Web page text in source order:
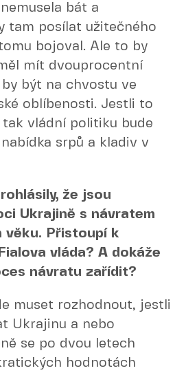
bát a
tam posílat užitečného
bojoval. Ale to by
mít dvouprocentní
být na chvostu ve
oblíbenosti. Jestli to
vládní politiku bude
srpů a kladiv v
že jsou
Ukrajině s návratem
věku. Přistoupí k
vláda? A dokáže
návratu zařídit?
muset rozhodnout, jestli
Ukrajinu a nebo
se po dvou letech
hodnotách